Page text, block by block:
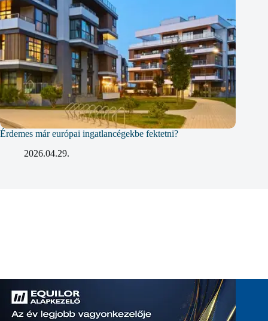
Érdemes már európai ingatlancégekbe fektetni?
2026.04.29.